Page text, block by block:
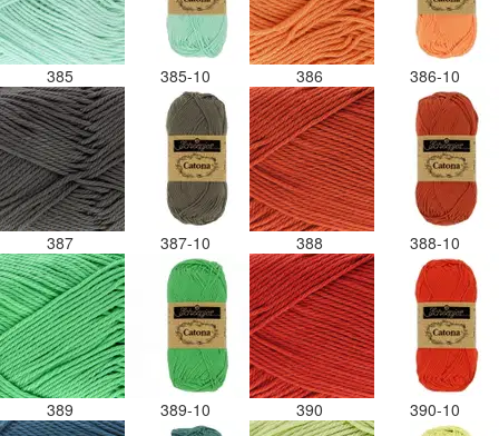
385 385-10 386 386-10
387 387-10 388 388-10
389 389-10 390 390-10